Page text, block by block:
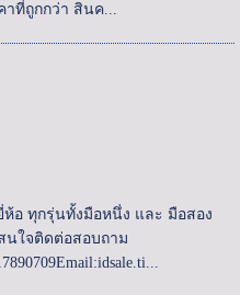
าที่ถูกกว่า สินค...
ยี่ห้อ ทุกรุ่นทั้งมือหนึ่ง และ มือสอง
นใจติดต่อสอบถาม